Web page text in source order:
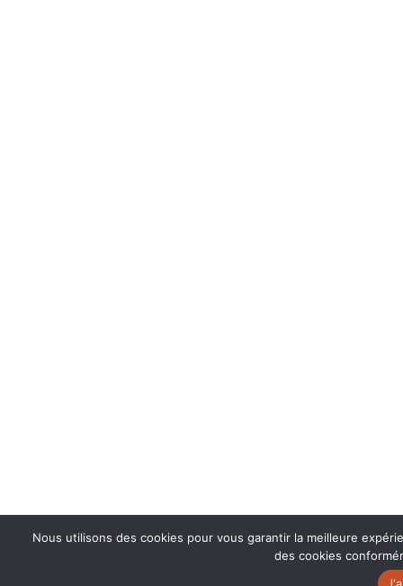
Nous utilisons des cookies pour vous garantir la meilleure
des cookies